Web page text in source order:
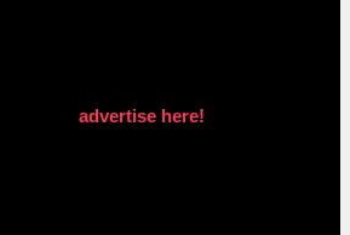
advertise here!